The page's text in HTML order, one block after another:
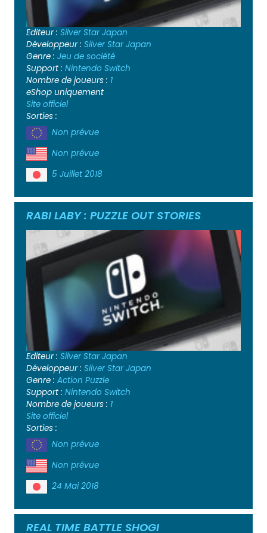
Editeur : Silver Star Japan
Développeur : Silver Star Japan
Genre : Jeu de société
Support : Nintendo Switch
Nombre de joueurs : 1
eShop uniquement
Site officiel
Sorties :
Non prévue
Non prévue
5 Juillet 2018
RABI LABY : PUZZLE OUT STORIES
Editeur : Silver Star Japan
Développeur : Silver Star Japan
Genre : Action Puzzle
Support : Nintendo Switch
Nombre de joueurs : 1
Site officiel
Sorties :
Non prévue
Non prévue
24 Mai 2018
REAL TIME BATTLE SHOGI